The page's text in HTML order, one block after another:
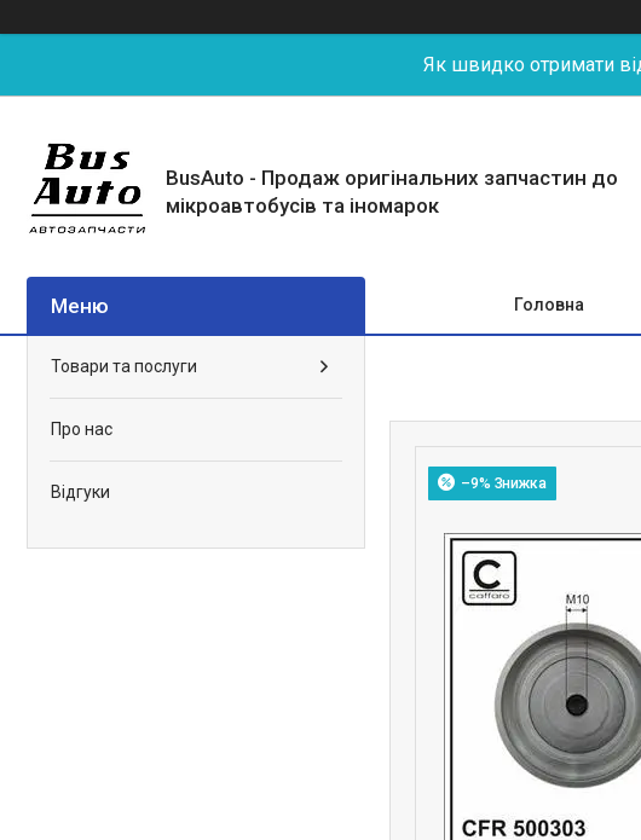
Як швидко отримати
BusAuto - Продаж оригінальних запчастин до
мікроавтобусів та іномарок
Головна
–9%
Товари та послуги
Про нас
Відгуки